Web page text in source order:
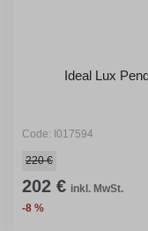
Ideal Lux
Code: I017594
220 €
202 € inkl. MwSt.
-8 %